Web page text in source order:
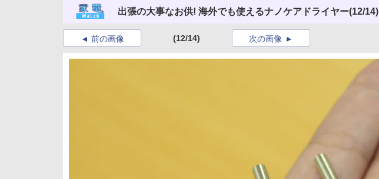
出張の大事なお供! 海外でも使えるナノケアドライヤー(12/14)
前の画像 (12/14) 次の画像